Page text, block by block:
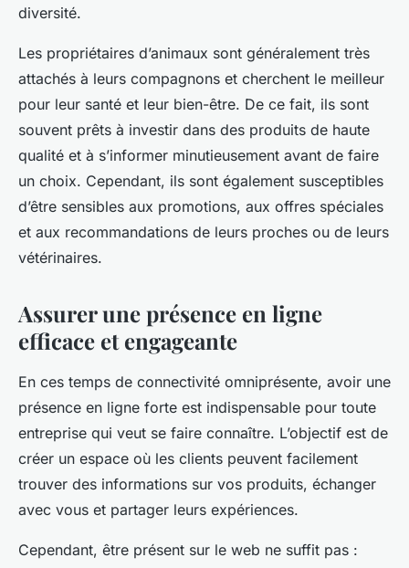
diversité.
Les propriétaires d’animaux sont généralement très
attachés à leurs compagnons et cherchent le meilleur
pour leur santé et leur bien-être. De ce fait, ils sont
souvent prêts à investir dans des produits de haute
qualité et à s’informer minutieusement avant de faire
un choix. Cependant, ils sont également susceptibles
d’être sensibles aux promotions, aux offres spéciales
et aux recommandations de leurs proches ou de leurs
vétérinaires.
Assurer une présence en ligne
efficace et engageante
En ces temps de connectivité omniprésente, avoir une
présence en ligne forte est indispensable pour toute
entreprise qui veut se faire connaître. L’objectif est de
créer un espace où les clients peuvent facilement
trouver des informations sur vos produits, échanger
avec vous et partager leurs expériences.
Cependant, être présent sur le web ne suffit pas :